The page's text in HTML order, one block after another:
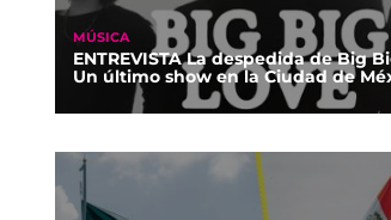
MÚSICA
ENTREVISTA La despedida de Big
Un último show en la Ciudad de